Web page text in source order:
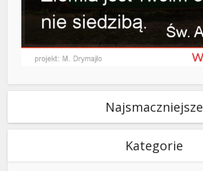
Najsmaczniejsze
Kategorie